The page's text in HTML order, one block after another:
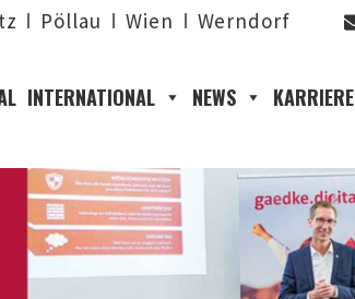
Pöllau Wien Werndorf
INTERNATIONAL NEWS KARRIERE